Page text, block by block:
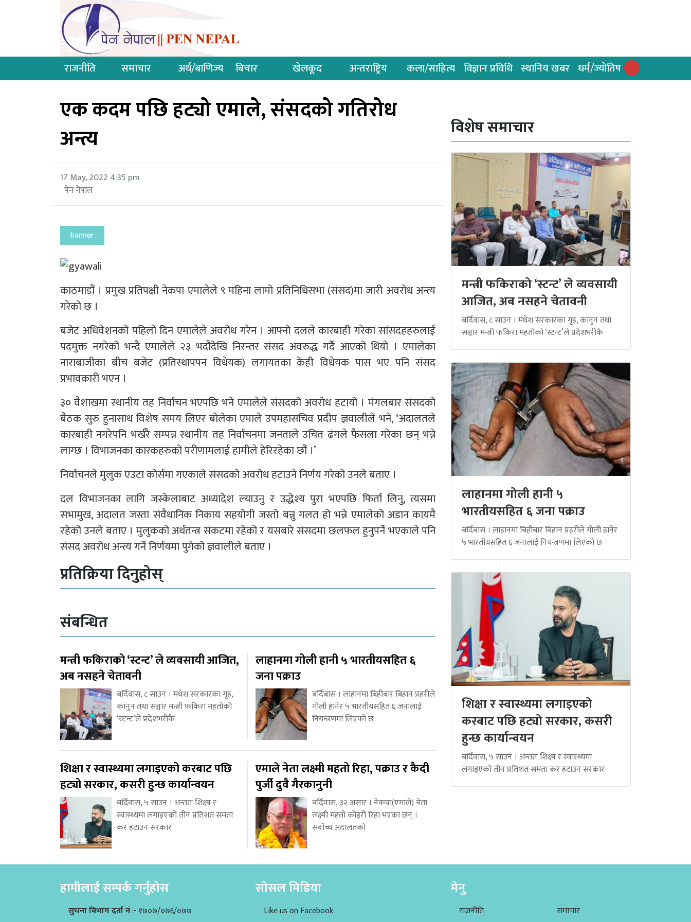
राजनीति समाचार अर्थ/बाणिज्य बिचार खेलकूद अन्तराष्ट्रिय कला/साहित्य विज्ञान प्रविधि स्थानिय खबर धर्म/ज्योतिष
एक कदम पछि हट्यो एमाले, संसदको गतिरोध
अन्त्य
17 May, 2022 4:35 pm
पेन नेपाल
banner
काठमाडौं । प्रमुख प्रतिपक्षी नेकपा एमालेले ९ महिना लामो प्रतिनिधिसभा (संसद)मा जारी अवरोध अन्त्य
गरेको छ ।
बजेट अधिवेशनको पहिलो दिन एमालेले अवरोध गरेन । आफ्नो दलले कारबाही गरेका सांसदहहरुलाई
पदमुक्त नगरेको भन्दै एमालेले २३ भदौदेखि निरन्तर संसद अवरुद्ध गर्दै आएको थियो । एमालेका
नाराबाजीका बीच बजेट (प्रतिस्थापपन विधेयक) लगायतका केही विधेयक पास भए पनि संसद
प्रभावकारी भएन ।
३० वैशाखमा स्थानीय तह निर्वाचन भएपछि भने एमालेले संसदको अवरोध हटायो । मंगलबार संसदको
बैठक सुरु हुनासाथ विशेष समय लिएर बोलेका एमाले उपमहासचिव प्रदीप ज्ञवालीले भने, ‘अदालतले
कारबाही नगरेपनि भर्खरै सम्पन्न स्थानीय तह निर्वाचनमा जनताले उचित ढंगले फैसला गरेका छन् भन्ने
लाग्छ । विभाजनका कारकहरुको परीणामलाई हामीले हेरिरहेका छौं ।’
निर्वाचनले मुलुक एउटा कोर्समा गएकाले संसदको अवरोध हटाउने निर्णय गरेको उनले बताए ।
दल विभाजनका लागि जस्केलाबाट अध्यादेश ल्याउनु र उद्धेश्य पुरा भएपछि फिर्ता लिनु, त्यसमा
सभामुख, अदालत जस्ता संवैधानिक निकाय सहयोगी जस्तो बन्नु गलत हो भन्ने एमालेको अडान कायमै
रहेको उनले बताए । मुलुकको अर्थतन्त्र संकटमा रहेको र यसबारे संसदमा छलफल हुनुपर्ने भएकाले पनि
संसद अवरोध अन्त्य गर्ने निर्णयमा पुगेको ज्ञवालीले बताए ।
प्रतिक्रिया दिनुहोस्
संबन्धित
मन्त्री फकिराको ‘स्टन्ट’ ले व्यवसायी आजित,
अब नसहने चेतावनी
बर्दिवास, ८ साउन । मधेश सरकारका गृह,
कानुन तथा सञ्चार मन्त्री फकिरा महतोको
‘स्टन्ट’ले प्रदेशभरीकै
लाहानमा गोली हानी ५ भारतीयसहित ६
जना पक्राउ
बर्दिबास । लाहानमा बिहीबार बिहान प्रहरीले
गोली हानेर ५ भारतीयसहित ६ जनालाई
नियन्त्रणमा लिएको छ
शिक्षा र स्वास्थ्यमा लगाइएको करबाट पछि
हट्यो सरकार, कसरी हुन्छ कार्यान्वयन
बर्दिवास, ५ साउन । अन्ततः शिक्ष्ष र
स्वास्थ्यमा लगाइएको तीन प्रतिशत समता
कर हटाउन सरकार
एमाले नेता लक्ष्मी महतो रिहा, पक्राउ र कैदी
पुर्जी दुवै गैरकानुनी
बर्दिवास, ३२ असार । नेकपा(एमाले) नेता
लक्ष्मी महतो कोइरी रिहा भएका छन् ।
सर्वोच्च अदालतको
विशेष समाचार
मन्त्री फकिराको ‘स्टन्ट’ ले व्यवसायी
आजित, अब नसहने चेतावनी
बर्दिवास, ८ साउन । मधेश सरकारका गृह, कानुन तथा
सञ्चार मन्त्री फकिरा महतोको ‘स्टन्ट’ले प्रदेशभरीकै
लाहानमा गोली हानी ५
भारतीयसहित ६ जना पक्राउ
बर्दिबास । लाहानमा बिहीबार बिहान प्रहरीले गोली हानेर
५ भारतीयसहित ६ जनालाई नियन्त्रणमा लिएको छ
शिक्षा र स्वास्थ्यमा लगाइएको
करबाट पछि हट्यो सरकार, कसरी
हुन्छ कार्यान्वयन
बर्दिवास, ५ साउन । अन्ततः शिक्ष्ष र स्वास्थ्यमा
लगाइएको तीन प्रतिशत समता कर हटाउन सरकार
हामीलाई सम्पर्क गर्नुहोस
सुचना बिभाग दर्ता नं:- १७०७/०७६/०७७
सोसल मिडिया
Like us on Facebook
मेनु
राजनीति समाचार